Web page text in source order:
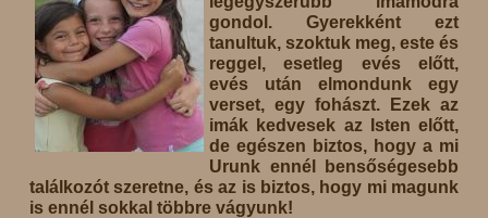
gondol. Gyerekként ezt
tanultuk, szoktuk meg, este és
reggel, esetleg evés előtt,
evés után elmondunk egy
verset, egy fohászt. Ezek az
imák kedvesek az Isten előtt,
de egészen biztos, hogy a mi
Urunk ennél bensőségesebb
találkozót szeretne, és az is biztos, hogy mi magunk
is ennél sokkal többre vágyunk!